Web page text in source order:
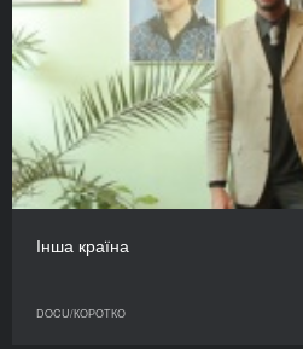
Інша країна
DOCU/КОРОТКО